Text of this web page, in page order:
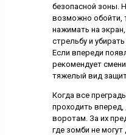
безопасной зоны.
возможно обойти,
нажимать на
стрельбу и
Если впереди
рекомендует
тяжелый вид
Когда все
проходить вперед,
воротам. За их
где зомби не